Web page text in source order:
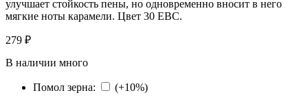
улучшает стойкость пены, но одновременно вносит в него
мягкие ноты карамели. Цвет 30 EBC.
279 ₽
В наличии много
Помол зерна: (+10%)